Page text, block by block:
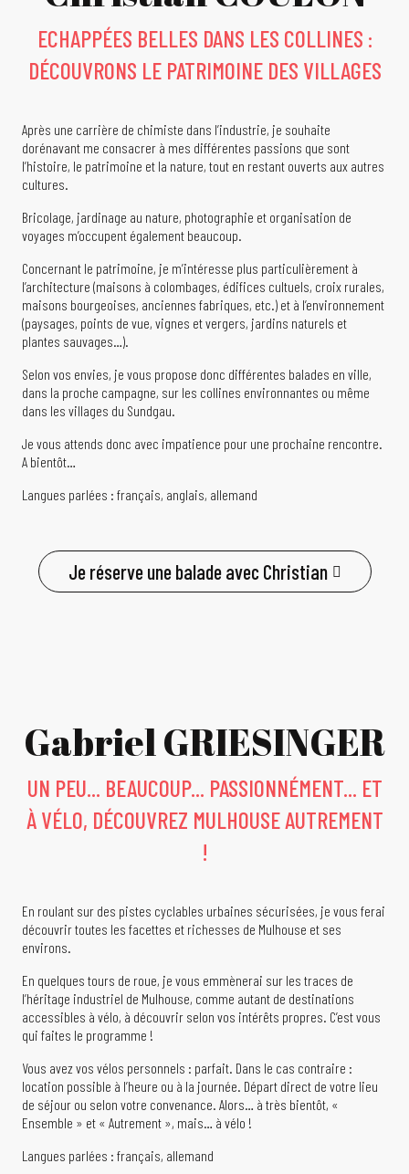
ECHAPPÉES BELLES DANS LES COLLINES :
DÉCOUVRONS LE PATRIMOINE DES VILLAGES
Après une carrière de chimiste dans l’industrie, je souhaite
dorénavant me consacrer à mes différentes passions que sont
l’histoire, le patrimoine et la nature, tout en restant ouverts aux autres
cultures.
Bricolage, jardinage au nature, photographie et organisation de
voyages m’occupent également beaucoup.
Concernant le patrimoine, je m’intéresse plus particulièrement à
l’architecture (maisons à colombages, édifices cultuels, croix rurales,
maisons bourgeoises, anciennes fabriques, etc.) et à l’environnement
(paysages, points de vue, vignes et vergers, jardins naturels et
plantes sauvages…).
Selon vos envies, je vous propose donc différentes balades en ville,
dans la proche campagne, sur les collines environnantes ou même
dans les villages du Sundgau.
Je vous attends donc avec impatience pour une prochaine rencontre.
A bientôt…
Langues parlées : français, anglais, allemand
Je réserve une balade avec Christian
Gabriel GRIESINGER
UN PEU... BEAUCOUP... PASSIONNÉMENT... ET
À VÉLO, DÉCOUVREZ MULHOUSE AUTREMENT
!
En roulant sur des pistes cyclables urbaines sécurisées, je vous ferai
découvrir toutes les facettes et richesses de Mulhouse et ses
environs.
En quelques tours de roue, je vous emmènerai sur les traces de
l’héritage industriel de Mulhouse, comme autant de destinations
accessibles à vélo, à découvrir selon vos intérêts propres. C’est vous
qui faites le programme !
Vous avez vos vélos personnels : parfait. Dans le cas contraire :
location possible à l’heure ou à la journée. Départ direct de votre lieu
de séjour ou selon votre convenance. Alors… à très bientôt, «
Ensemble » et « Autrement », mais… à vélo !
Langues parlées : français, allemand